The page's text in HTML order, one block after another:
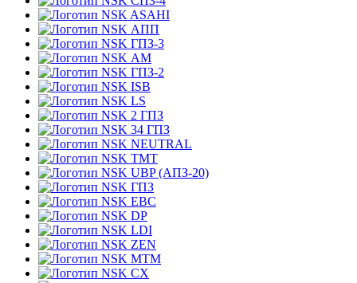
ASAHI
АПП
ГПЗ-3
АМ
ГПЗ-2
ISB
LS
2 ГПЗ
34 ГПЗ
NEUTRAL
TMT
UBP (АПЗ-20)
ГПЗ
EBC
DP
LDI
ZEN
MTM
CX